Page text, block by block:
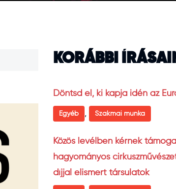
KORÁBBI
Döntsd el, ki kapja idén az
Egyéb , Szakmai munka
Közös levélben kérnek
hagyományos
díjjal elismert társulatok